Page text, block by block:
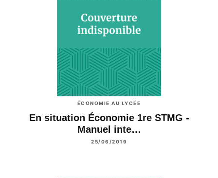
ÉCONOMIE AU LYCÉE
En situation Économie 1re STMG -
Manuel inte…
25/06/2019